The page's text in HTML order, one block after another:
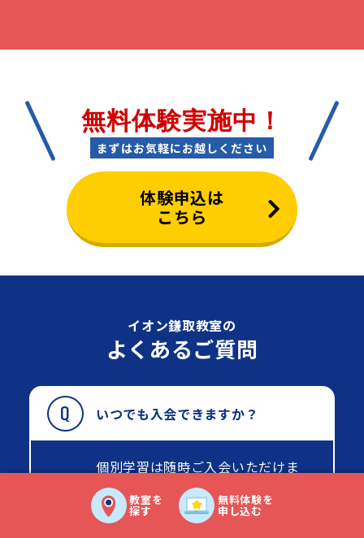
無料体験実施中！
まずはお気軽にお越しください
体験申込は
こちら
イオン鎌取教室の
よくあるご質問
いつでも入会できますか？
個別学習は随時ご入会いただけま
す。
グループ学習はクラス制のため、半
年ごと(4月・10月)の開講に合わせ
無料体験を
申し込む
教室を
探す